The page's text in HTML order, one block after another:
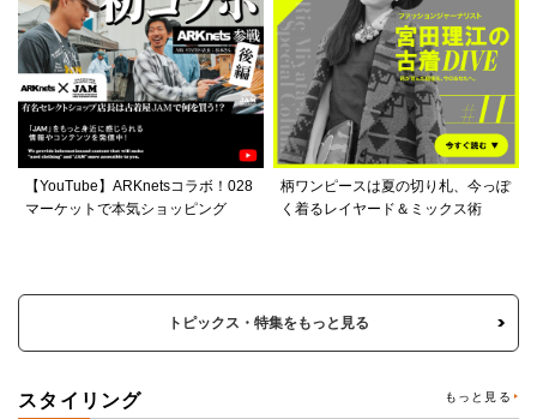
【YouTube】ARKnetsコラボ！028
マーケットで本気ショッピング
柄ワンピースは夏の切り札、今っぽ
く着るレイヤード＆ミックス術
トピックス・特集をもっと見る
スタイリング もっと見る